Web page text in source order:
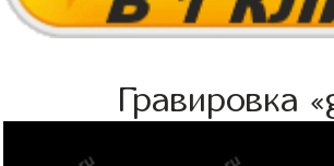
Гравировка